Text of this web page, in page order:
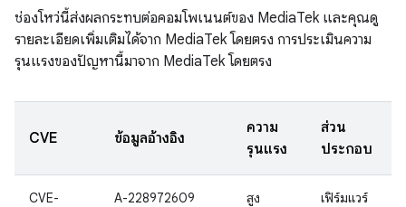
ช่องโหว่นี้ส่งผลกระทบต่อคอมโพเนนต์ของ MediaTek และคุณดู
รายละเอียดเพิ่มเติมได้จาก MediaTek โดยตรง การประเมินความ
รุนแรงของปัญหานี้มาจาก MediaTek โดยตรง
CVE ข้อมูลอ้างอิง
ความ
รุนแรง
ส่วน
ประกอบ
CVE-
A-228972609
สูง
เฟิร์มแวร์